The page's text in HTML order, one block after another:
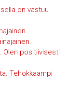
on vastuu
Olen positiivisesti
Tehokkaampi